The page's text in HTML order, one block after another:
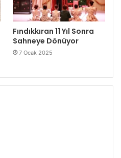
Fındıkkıran 11 Yıl Sonra
Sahneye Dönüyor
7 Ocak 2025